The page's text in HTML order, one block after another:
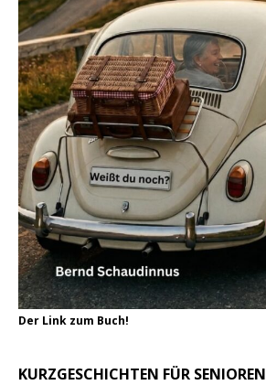
Der Link zum Buch!
KURZGESCHICHTEN FÜR SENIOREN